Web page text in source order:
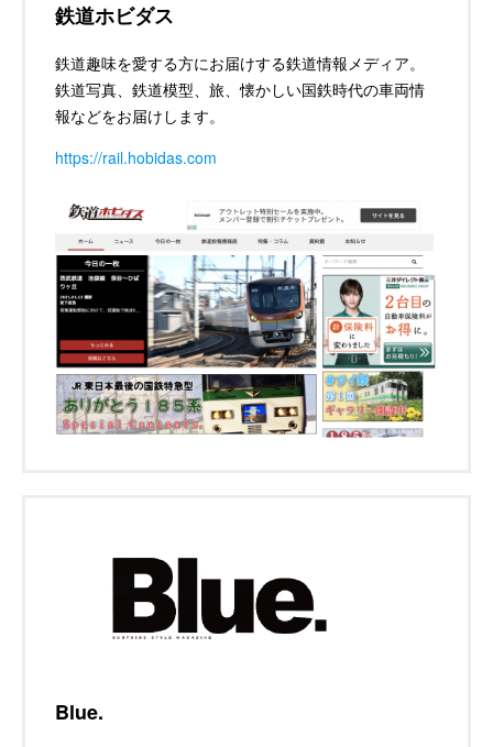
鉄道ホビダス
鉄道趣味を愛する方にお届けする鉄道情報メディア。
鉄道写真、鉄道模型、旅、懐かしい国鉄時代の車両情
報などをお届けします。
https://rail.hobidas.com
Blue.